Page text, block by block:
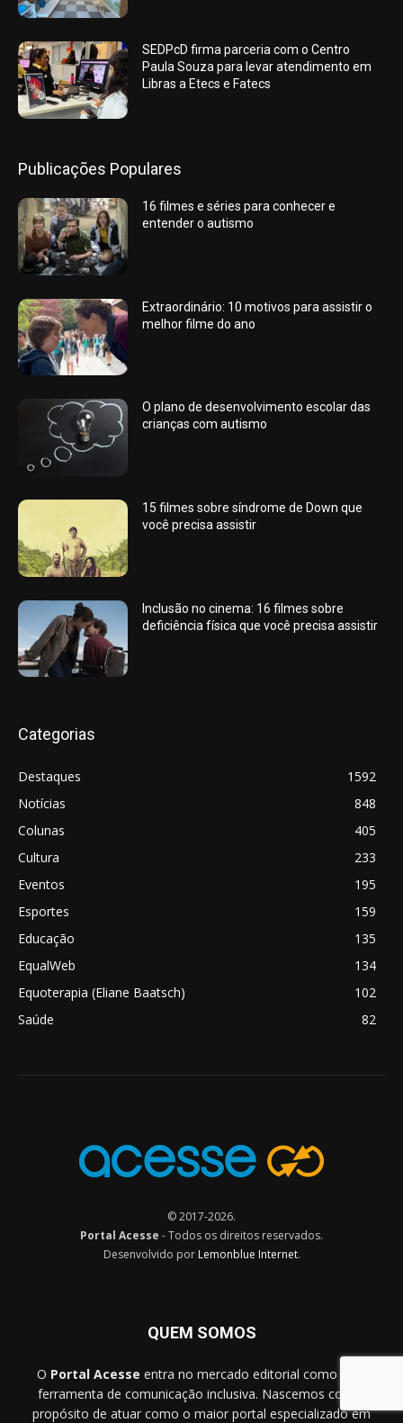
SEDPcD firma parceria com o Centro
Paula Souza para levar atendimento em
Libras a Etecs e Fatecs
Publicações Populares
16 filmes e séries para conhecer e
entender o autismo
Extraordinário: 10 motivos para assistir o
melhor filme do ano
O plano de desenvolvimento escolar das
crianças com autismo
15 filmes sobre síndrome de Down que
você precisa assistir
Inclusão no cinema: 16 filmes sobre
deficiência física que você precisa assistir
Categorias
Destaques
1592
Notícias
848
Colunas
405
Cultura
233
Eventos
195
Esportes
159
Educação
135
EqualWeb
134
Equoterapia (Eliane Baatsch)
102
Saúde
82
© 2017-2026.
Portal Acesse - Todos os direitos reservados.
Desenvolvido por Lemonblue Internet.
QUEM SOMOS
O Portal Acesse entra no mercado editorial como uma
ferramenta de comunicação inclusiva. Nascemos com o
propósito de atuar como o maior portal especializado em